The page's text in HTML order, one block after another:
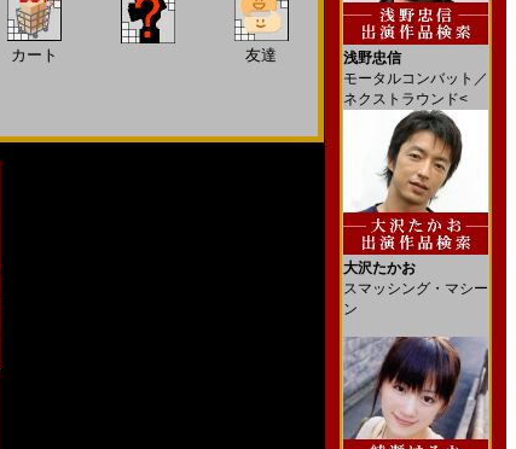
カート 友達
浅野忠信
モータルコンバット／
ネクストラウンド<
大沢たかお
スマッシング・マシー
ン